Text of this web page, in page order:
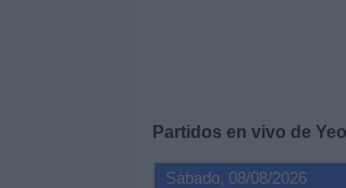
Partidos en vivo de
Sábado, 08/08/2026